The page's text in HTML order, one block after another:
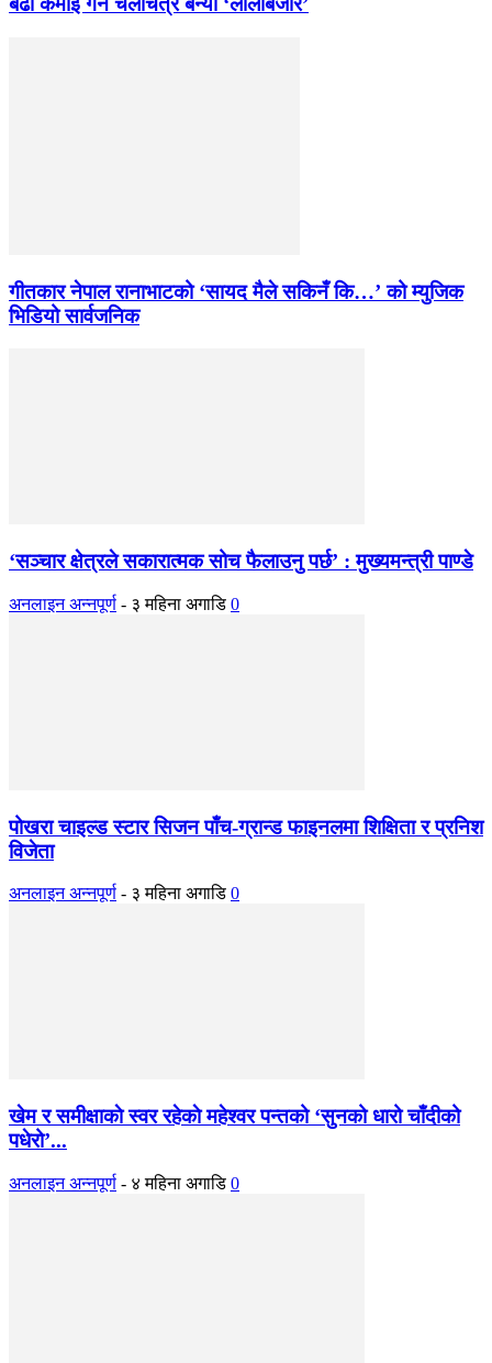
गीतकार नेपाल रानाभाटको ‘सायद मैले सकिनँ कि…’ को म्युजिक
भिडियो सार्वजनिक
‘सञ्चार क्षेत्रले सकारात्मक सोच फैलाउनु पर्छ’ : मुख्यमन्त्री पाण्डे
अनलाइन अन्नपूर्ण - ३ महिना अगाडि 0
पोखरा चाइल्ड स्टार सिजन पाँच-ग्रान्ड फाइनलमा शिक्षिता र प्रनिश
विजेता
अनलाइन अन्नपूर्ण - ३ महिना अगाडि 0
खेम र समीक्षाकाे स्वर रहेकाे महेश्वर पन्तको ‘सुनको धारो चाँदीको
पधेरो’...
अनलाइन अन्नपूर्ण - ४ महिना अगाडि 0